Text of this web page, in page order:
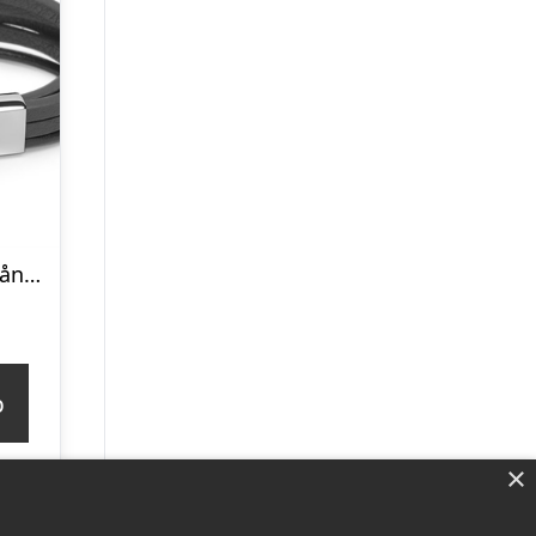
Sort Læderarmbånd med Stållås 21 cm – Mulighed for gravering
×